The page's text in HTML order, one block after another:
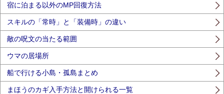
宿に泊まる以外のMP回復方法
スキルの「常時」と「装備時」の違い
敵の呪文の当たる範囲
ウマの居場所
船で行ける小島・孤島まとめ
まほうのカギ入手方法と開けられる一覧